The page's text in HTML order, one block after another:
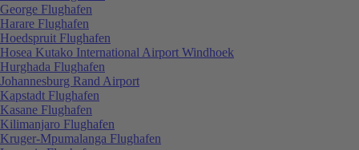
George Flughafen
Harare Flughafen
Hoedspruit Flughafen
Hosea Kutako International Airport Windhoek
Hurghada Flughafen
Johannesburg Rand Airport
Kapstadt Flughafen
Kasane Flughafen
Kilimanjaro Flughafen
Kruger-Mpumalanga Flughafen